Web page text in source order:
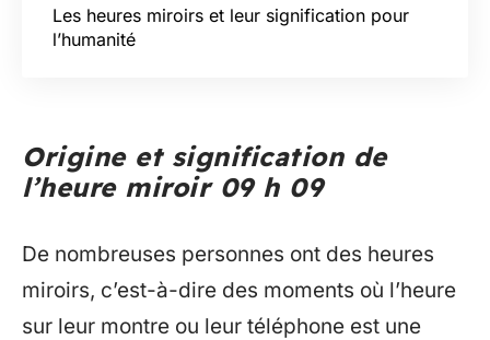
Les heures miroirs et leur signification pour
l’humanité
Origine et signification de
l’heure miroir 09 h 09
De nombreuses personnes ont des heures
miroirs, c’est-à-dire des moments où l’heure
sur leur montre ou leur téléphone est une